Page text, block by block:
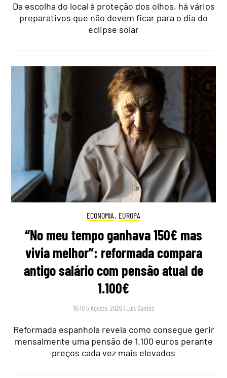
Da escolha do local à proteção dos olhos, há vários
preparativos que não devem ficar para o dia do
eclipse solar
ECONOMIA , EUROPA
“No meu tempo ganhava 150€ mas
vivia melhor”: reformada compara
antigo salário com pensão atual de
1.100€
16:10 5 Agosto, 2026 | Luís Santos
Reformada espanhola revela como consegue gerir
mensalmente uma pensão de 1.100 euros perante
preços cada vez mais elevados